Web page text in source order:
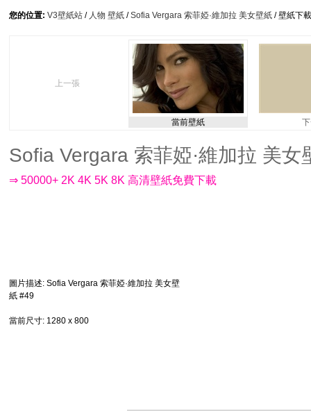
您的位置: V3壁紙站 / 人物 壁紙 /Sofia Vergara 索菲婭·維加拉 美女壁紙 / 壁紙下載
上一張
當前壁紙
Sofia Vergara 索菲婭·維加拉 美
⇒ 50000+ 2K 4K 5K 8K 高清壁紙免費下載
圖片描述: Sofia Vergara 索菲婭·維加拉 美女壁
紙 #49
當前尺寸: 1280 x 800